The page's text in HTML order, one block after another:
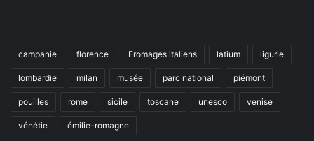
campanie florence Fromages italiens latium ligurie
lombardie milan musée parc national piémont
pouilles rome sicile toscane unesco venise
vénétie émilie-romagne